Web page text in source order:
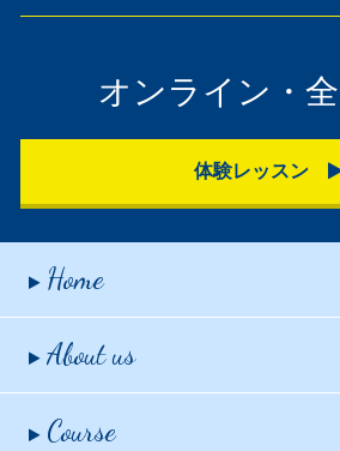
オンライン・
体験レッスン
Home
About us
Course